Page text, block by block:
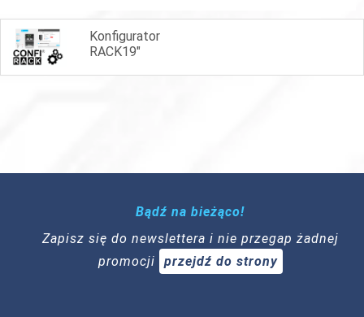
Konfigurator
RACK19"
Bądź na bieżąco!
Zapisz się do newslettera i nie przegap żadnej
promocji
przejdź do strony